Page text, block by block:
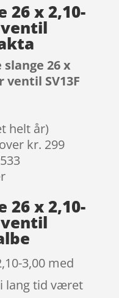
26 x 2,10-
ventil
slange 26 x
ventil SV13F
helt år)
kr. 299
26 x 2,10-
ventil
3,00 med
i lang tid været